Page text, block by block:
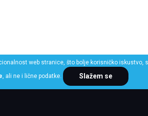
web stranice, što bolje korisničko
, ali ne i lične podatke. Slažem se